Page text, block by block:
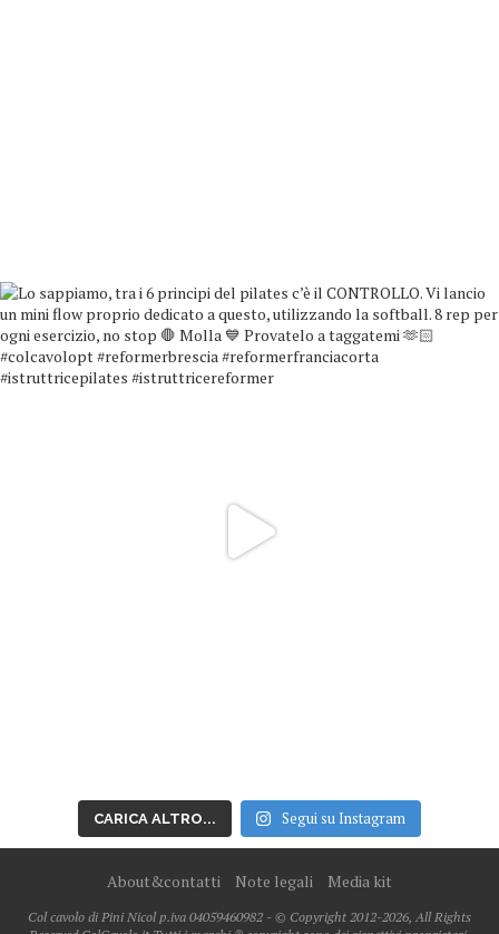
CARICA ALTRO... Segui su Instagram
About&contatti Note legali Media kit
Col cavolo di Pini Nicol p.iva 04059460982 - © Copyright 2012-2026, All Rights